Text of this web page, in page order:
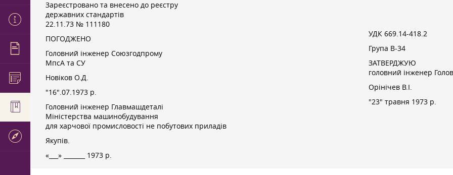
Зареєстровано та внесено до реєстру
державних стандартів
22.11.73 № 111180
ПОГОДЖЕНО
Головний інженер Союзгодпрому
МпсА та СУ
Новіков О.Д.
"16".07.1973 р.
Головний інженер Главмашдеталі
Міністерства машинобудування
для харчової промисловості не побутових приладів
Якупів.
«___» _______ 1973 р.
УДК 669.14-418.2
Група В-34
ЗАТВЕРДЖУЮ
головний інженер
Орінічев В.І.
"23" травня 1973 р.